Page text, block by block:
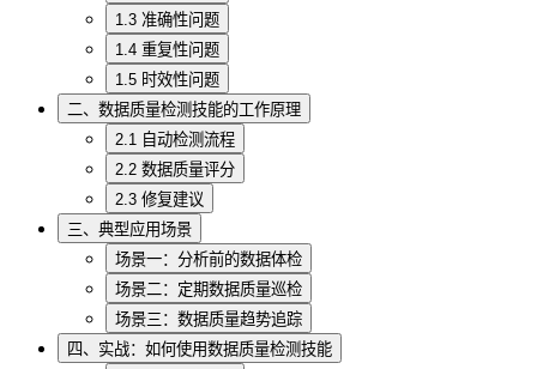
1.3 准确性问题
1.4 重复性问题
1.5 时效性问题
二、数据质量检测技能的工作原理
2.1 自动检测流程
2.2 数据质量评分
2.3 修复建议
三、典型应用场景
场景一：分析前的数据体检
场景二：定期数据质量巡检
场景三：数据质量趋势追踪
四、实战：如何使用数据质量检测技能